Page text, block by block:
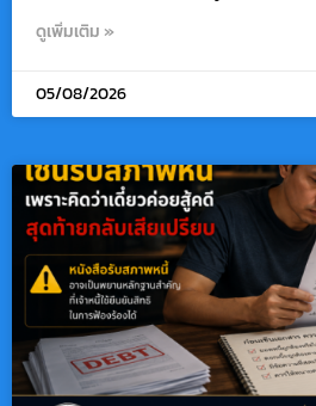
ดูเพิ่มเติม »
05/08/2026